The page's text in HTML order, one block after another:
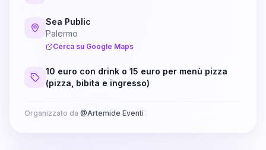
Sea Public
Palermo
Cerca su Google Maps
10 euro con drink o 15 euro per menù pizza
(pizza, bibita e ingresso)
Organizzato da @Artemide Eventi